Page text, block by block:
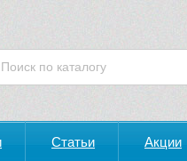
Статьи Акции